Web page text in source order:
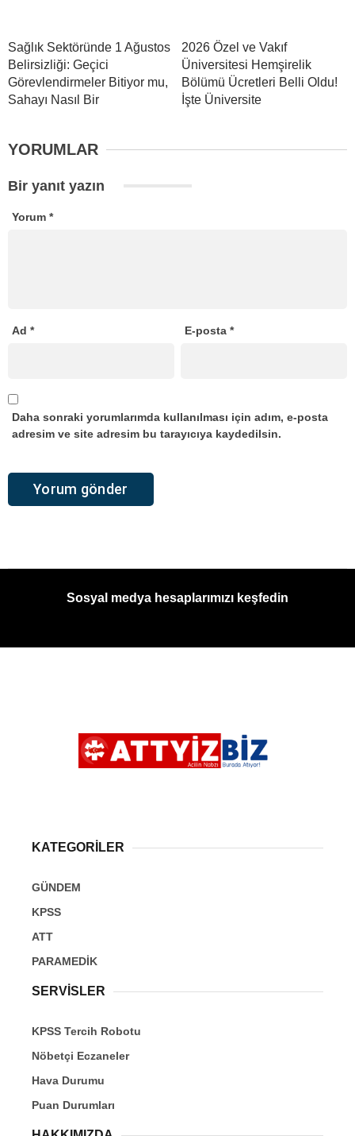
Sağlık Sektöründe 1 Ağustos
Belirsizliği: Geçici
Görevlendirmeler Bitiyor mu,
Sahayı Nasıl Bir
2026 Özel ve Vakıf
Üniversitesi Hemşirelik
Bölümü Ücretleri Belli Oldu!
İşte Üniversite
YORUMLAR
Bir yanıt yazın
Yorum *
Ad * E-posta*
Daha sonraki yorumlarımda kullanılması için adım, e-posta
adresim ve site adresim bu tarayıcıya kaydedilsin.
Sosyal medya hesaplarımızı keşfedin
KATEGORİLER
GÜNDEM
KPSS
ATT
PARAMEDİK
SERVİSLER
KPSS Tercih Robotu
Nöbetçi Eczaneler
Hava Durumu
Puan Durumları